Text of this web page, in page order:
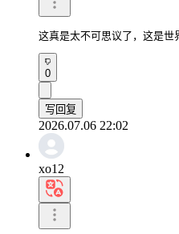
这真是太不可思议了，这是
0
写回复
2026.07.06 22:02
xo12